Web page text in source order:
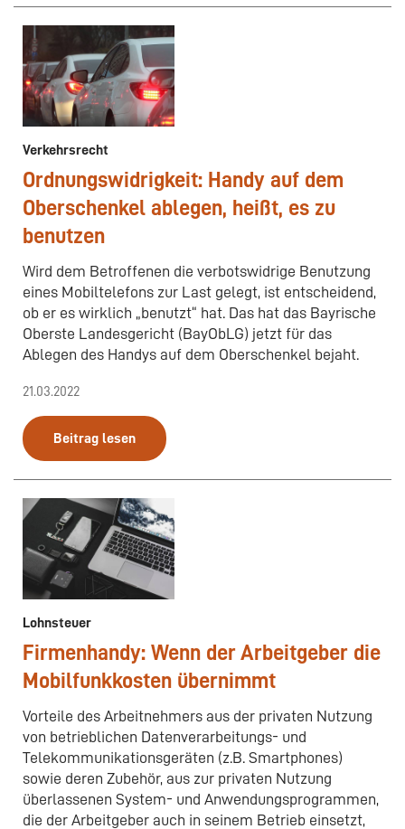
Verkehrsrecht
Ordnungswidrigkeit: Handy auf dem
Oberschenkel ablegen, heißt, es zu
benutzen
Wird dem Betroffenen die verbotswidrige Benutzung
eines Mobiltelefons zur Last gelegt, ist entscheidend,
ob er es wirklich „benutzt“ hat. Das hat das Bayrische
Oberste Landesgericht (BayObLG) jetzt für das
Ablegen des Handys auf dem Oberschenkel bejaht.
21.03.2022
Beitrag lesen
Lohnsteuer
Firmenhandy: Wenn der Arbeitgeber die
Mobilfunkkosten übernimmt
Vorteile des Arbeitnehmers aus der privaten Nutzung
von betrieblichen Datenverarbeitungs- und
Telekommunikationsgeräten (z.B. Smartphones)
sowie deren Zubehör, aus zur privaten Nutzung
überlassenen System- und Anwendungsprogrammen,
die der Arbeitgeber auch in seinem Betrieb einsetzt,